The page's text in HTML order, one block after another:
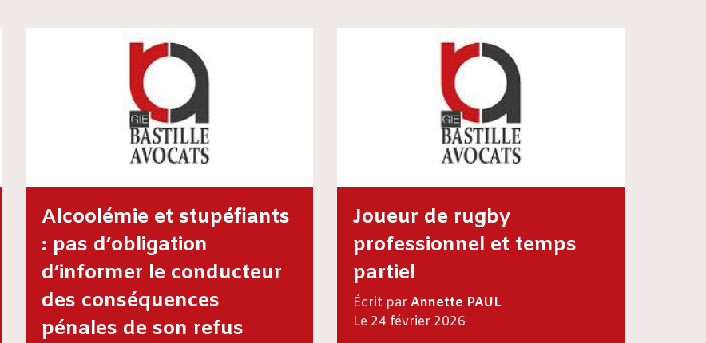
Alcoolémie et stupéfiants
: pas d’obligation
d’informer le conducteur
des conséquences
pénales de son refus
Joueur de rugby
professionnel et temps
partiel
Écrit par Annette PAUL
Le 24 février 2026